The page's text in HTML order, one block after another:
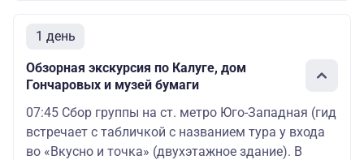
1 день
Обзорная экскурсия по Калуге, дом
Гончаровых и музей бумаги
07:45 Сбор группы на ст. метро Юго-Западная (гид
встречает с табличкой с названием тура у входа
во «Вкусно и точка» (двухэтажное здание). В